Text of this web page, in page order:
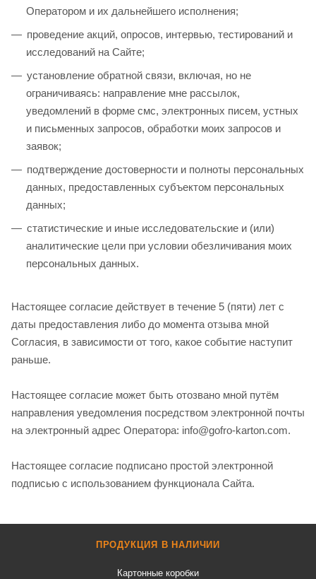
Оператором и их дальнейшего исполнения;
проведение акций, опросов, интервью, тестирований и
исследований на Сайте;
установление обратной связи, включая, но не
ограничиваясь: направление мне рассылок,
уведомлений в форме смс, электронных писем, устных
и письменных запросов, обработки моих запросов и
заявок;
подтверждение достоверности и полноты персональных
данных, предоставленных субъектом персональных
данных;
статистические и иные исследовательские и (или)
аналитические цели при условии обезличивания моих
персональных данных.
Настоящее согласие действует в течение 5 (пяти) лет с
даты предоставления либо до момента отзыва мной
Согласия, в зависимости от того, какое событие наступит
раньше.
Настоящее согласие может быть отозвано мной путём
направления уведомления посредством электронной почты
на электронный адрес Оператора: info@gofro-karton.com.
Настоящее согласие подписано простой электронной
подписью с использованием функционала Сайта.
ПРОДУКЦИЯ В НАЛИЧИИ
Картонные коробки